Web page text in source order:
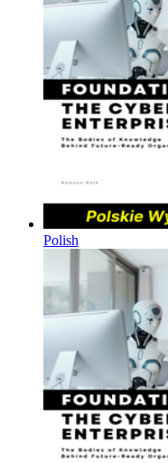
Polish